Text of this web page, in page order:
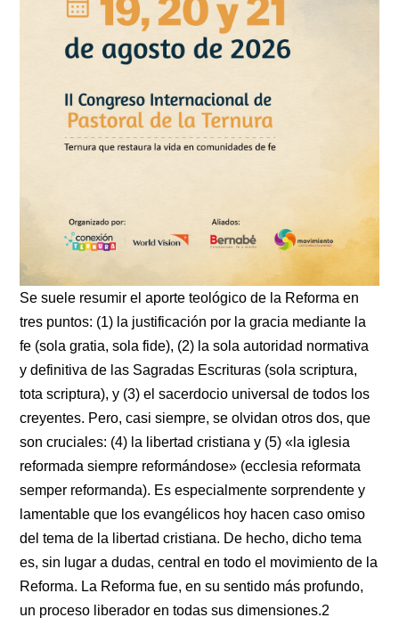
Se suele resumir el aporte teológico de la Reforma en
tres puntos: (1) la justificación por la gracia mediante la
fe (sola gratia, sola fide), (2) la sola autoridad normativa
y definitiva de las Sagradas Escrituras (sola scriptura,
tota scriptura), y (3) el sacerdocio universal de todos los
creyentes. Pero, casi siempre, se olvidan otros dos, que
son cruciales: (4) la libertad cristiana y (5) «la iglesia
reformada siempre reformándose» (ecclesia reformata
semper reformanda). Es especialmente sorprendente y
lamentable que los evangélicos hoy hacen caso omiso
del tema de la libertad cristiana. De hecho, dicho tema
es, sin lugar a dudas, central en todo el movimiento de la
Reforma. La Reforma fue, en su sentido más profundo,
un proceso liberador en todas sus dimensiones.2